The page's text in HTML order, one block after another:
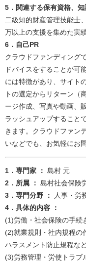
5．関連する保有資格、知
二級知的財産管理技能士
万以上の支援を集めた実
6．自己PR
クラウドファンディング
ドバイスをすることが可
には特徴があり、サイト
トの選定からリターン（
ージ作成、写真や動画、
ラッシュアップすること
きます。クラウドファン
いなどでも、お気軽にお
​​1．専門家 ： 島村 元​
2．所属 ： 島村社会保険
3．専門分野 ：
人事・労
4．具体的内容 ：
(1)労働・社会保険の手続
(2)就業規則・社内規程の
ハラスメント防止規程な
(3)労務管理・労使トラブ